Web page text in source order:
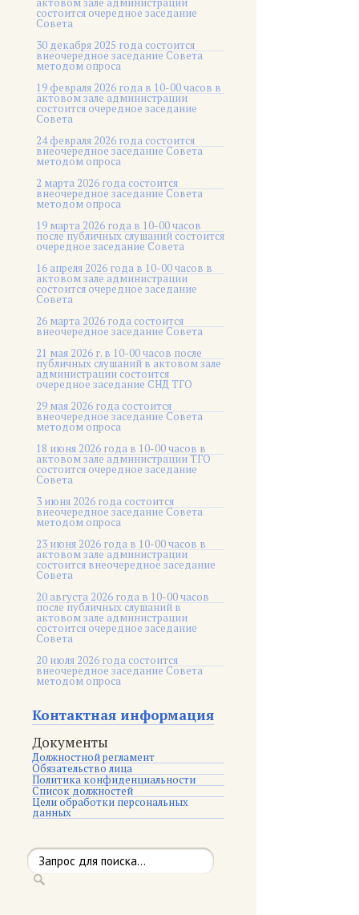
состоится очередное заседание
Совета
30 декабря 2025 года состоится
внеочередное заседание Совета
методом опроса
19 февраля 2026 года в 10-00 часов в
актовом зале администрации
состоится очередное заседание
Совета
24 февраля 2026 года состоится
внеочередное заседание Совета
методом опроса
2 марта 2026 года состоится
внеочередное заседание Совета
методом опроса
19 марта 2026 года в 10-00 часов
после публичных слушаний состоится
очередное заседание Совета
16 апреля 2026 года в 10-00 часов в
актовом зале администрации
состоится очередное заседание
Совета
26 марта 2026 года состоится
внеочередное заседание Совета
21 мая 2026 г. в 10-00 часов после
публичных слушаний в актовом зале
администрации состоится
очередное заседание СНД ТГО
29 мая 2026 года состоится
внеочередное заседание Совета
методом опроса
18 июня 2026 года в 10-00 часов в
актовом зале администрации ТГО
состоится очередное заседание
Совета
3 июня 2026 года состоится
внеочередное заседание Совета
методом опроса
23 июня 2026 года в 10-00 часов в
актовом зале администрации
состоится внеочередное заседание
Совета
20 августа 2026 года в 10-00 часов
после публичных слушаний в
актовом зале администрации
состоится очередное заседание
Совета
20 июля 2026 года состоится
внеочередное заседание Совета
методом опроса
Контактная информация
Документы
Должностной регламент
Обязательство лица
Политика конфиденциальности
Список должностей
Цели обработки персональных
данных